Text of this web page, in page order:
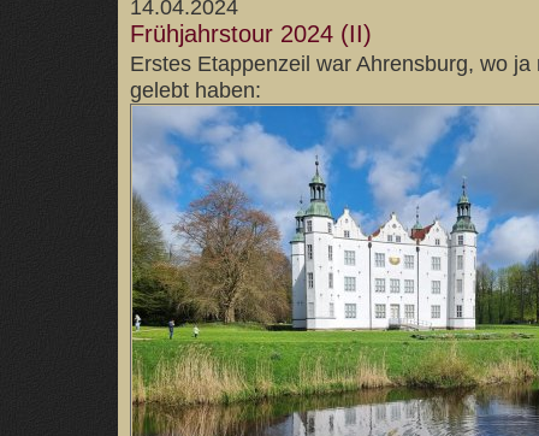
14.04.2024
Frühjahrstour 2024 (II)
Erstes Etappenzeil war Ahrensburg, wo
gelebt haben: